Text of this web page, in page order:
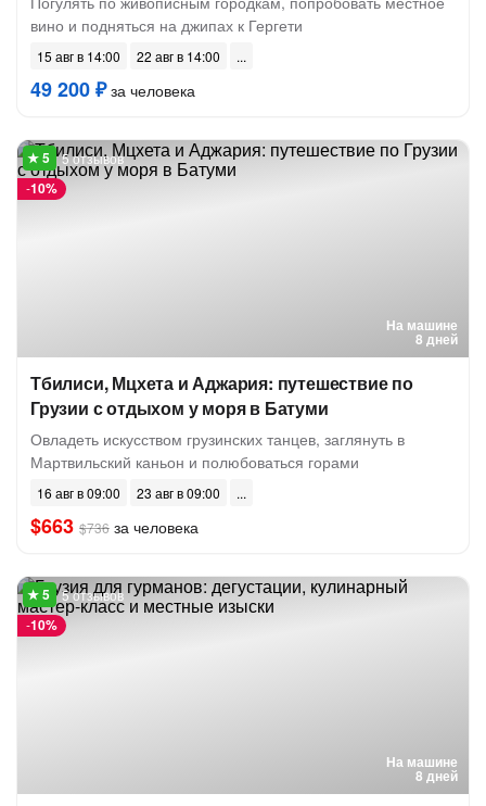
вино и подняться на джипах к Гергети
15 авг в 14:00 22 авг в 14:00
49 200 ₽за человека
На машине
8 дней
-10%
5 отзывов
Тбилиси, Мцхета и Аджария: путешествие по
Грузии с отдыхом у моря в Батуми
Овладеть искусством грузинских танцев, заглянуть в
Мартвильский каньон и полюбоваться горами
16 авг в 09:00 23 авг в 09:00
$663 $736 за человека
На машине
8 дней
-10%
5 отзывов